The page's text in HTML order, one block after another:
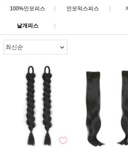
100%인모피스 인모믹스피스
낱개피스